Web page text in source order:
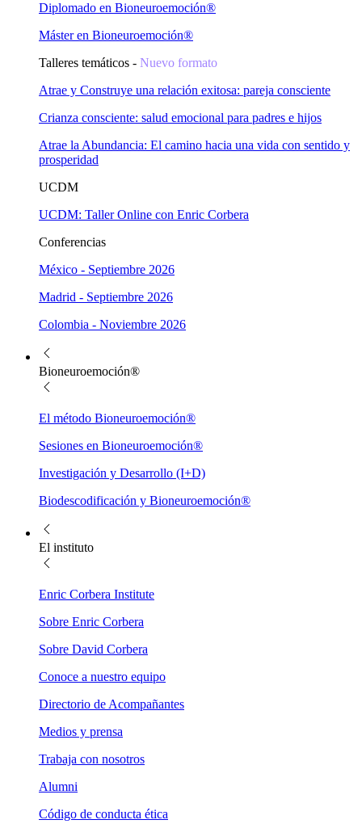
Diplomado en Bioneuroemoción®
Máster en Bioneuroemoción®
Talleres temáticos - Nuevo formato
Atrae y Construye una relación exitosa: pareja consciente
Crianza consciente: salud emocional para padres e hijos
Atrae la Abundancia: El camino hacia una vida con sentido y
prosperidad
UCDM
UCDM: Taller Online con Enric Corbera
Conferencias
México - Septiembre 2026
Madrid - Septiembre 2026
Colombia - Noviembre 2026
Bioneuroemoción®
El método Bioneuroemoción®
Sesiones en Bioneuroemoción®
Investigación y Desarrollo (I+D)
Biodescodificación y Bioneuroemoción®
El instituto
Enric Corbera Institute
Sobre Enric Corbera
Sobre David Corbera
Conoce a nuestro equipo
Directorio de Acompañantes
Medios y prensa
Trabaja con nosotros
Alumni
Código de conducta ética